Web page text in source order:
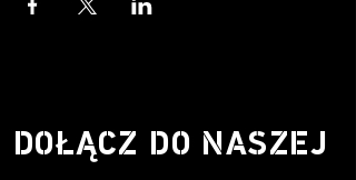
DOŁĄCZ DO NASZEJ